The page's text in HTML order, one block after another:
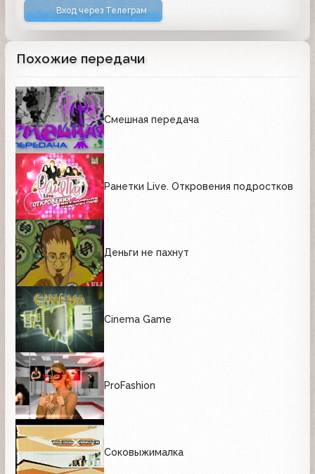
Вход через Телеграм
Похожие передачи
Смешная передача
Ранетки Live. Откровения подростков
Деньги не пахнут
Cinema Game
ProFashion
Соковыжималка